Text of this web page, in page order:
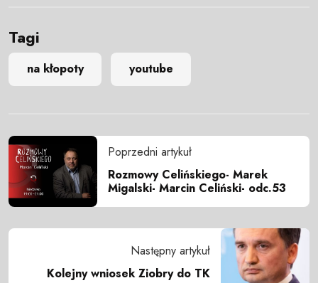
Tagi
na kłopoty youtube
Poprzedni artykuł
Rozmowy Celińskiego- Marek
Migalski- Marcin Celiński- odc.53
Następny artykuł
Kolejny wniosek Ziobry do TK